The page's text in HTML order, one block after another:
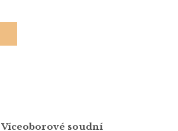
Víceoborové soudní